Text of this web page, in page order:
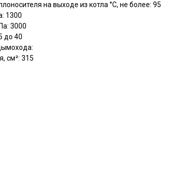
на выходе из котла °C, не более: 95
1300
3000
до 40
см²: 315